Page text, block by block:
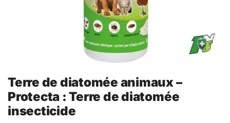
Terre de diatomée animaux –
Protecta : Terre de diatomée
insecticide